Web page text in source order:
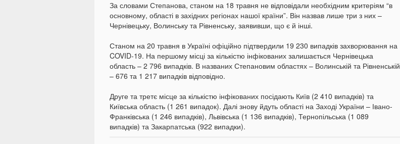
За словами Степанова, станом на 18 травня не відповідали необхідним критеріям “в
основному, області в західних регіонах нашої країни”. Він назвав лише три з них –
Чернівецьку, Волинську та Рівненську, заявивши, що є й інші.
Станом на 20 травня в Україні офіційно підтвердили 19 230 випадків захворювання на
COVID-19. На першому місці за кількістю інфікованих залишається Чернівецька
область – 2 796 випадків. В названих Степановим областях – Волинській та Рівненській
– 676 та 1 217 випадків відповідно.
Друге та третє місце за кількістю інфікованих посідають Київ (2 410 випадків) та
Київська область (1 261 випадок). Далі знову йдуть області на Заході України – Івано-
Франківська (1 246 випадків), Львівська (1 136 випадків), Тернопільська (1 089
випадків) та Закарпатська (922 випадки).